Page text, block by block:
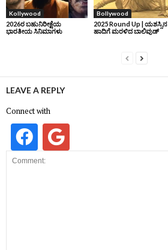
Kollywood
2026ರ ಬಹುನಿರೀಕ್ಷೆಯ
ಭಾರತೀಯ ಸಿನಿಮಾಗಳು
Bollywood
2025 Round Up | ಯಶಸ್ಸಿನ
ಹಾದಿಗೆ ಮರಳಿದ ಬಾಲಿವುಡ್‌
LEAVE A REPLY
Connect with